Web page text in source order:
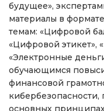
будущее»,
материалы в
темам: «Цифровой
«Цифровой этикет»,
«Электронные
обучающимся
финансовой
кибербезопасности,
основных